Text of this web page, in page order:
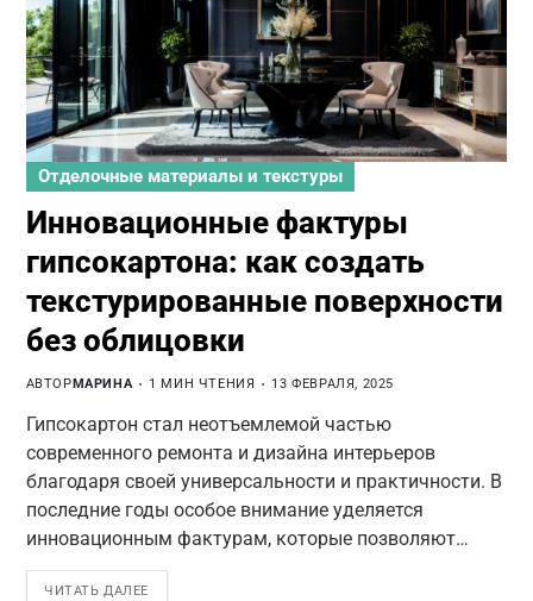
Отделочные материалы и текстуры
Инновационные фактуры
гипсокартона: как создать
текстурированные поверхности
без облицовки
АВТОР МАРИНА 1 МИН ЧТЕНИЯ 13 ФЕВРАЛЯ, 2025
Гипсокартон стал неотъемлемой частью
современного ремонта и дизайна интерьеров
благодаря своей универсальности и практичности. В
последние годы особое внимание уделяется
инновационным фактурам, которые позволяют…
ЧИТАТЬ ДАЛЕЕ